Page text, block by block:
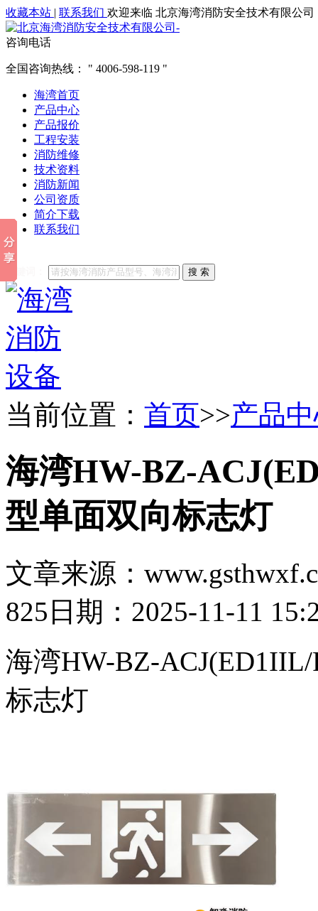
收藏本站 | 联系我们 欢迎来临 北京海湾消防安全技术有限公司
咨询电话
全国咨询热线： 4006-598-119
海湾首页
产品中心
产品报价
工程安装
消防维修
技术资料
消防新闻
公司资质
简介下载
联系我们
他们都在搜索:
搜 索
当前位置： 首页>>产品
海湾HW-BZ-
型单面双向标志灯
文章来源：
825 日期：2025-11-11
海湾HW-BZ-
标志灯